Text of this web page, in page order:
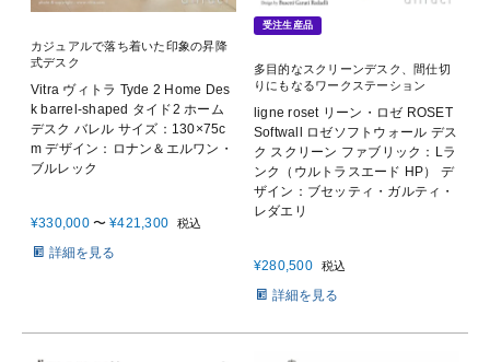
カジュアルで落ち着いた印象の昇降
式デスク
Vitra ヴィトラ Tyde 2 Home Des
k barrel-shaped タイド2 ホーム
デスク バレル サイズ：130×75c
m デザイン：ロナン＆エルワン・
ブルレック
¥330,000 〜 ¥421,300 税込
詳細を見る
受注生産品
多目的なスクリーンデスク、間仕切
りにもなるワークステーション
ligne roset リーン・ロゼ ROSET
Softwall ロゼソフトウォール デス
ク スクリーン ファブリック：Lラ
ンク（ウルトラスエード HP） デ
ザイン：ブセッティ・ガルティ・
レダエリ
¥280,500 税込
詳細を見る